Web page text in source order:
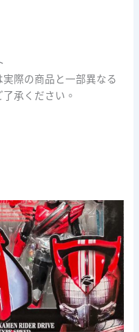
際の商品と一部異なる
承ください。